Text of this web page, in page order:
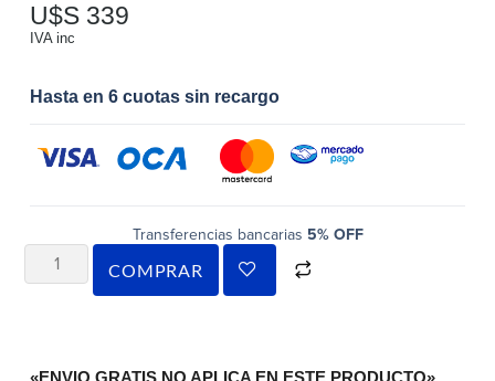
U$S 339
IVA inc
Hasta en 6 cuotas sin recargo
Transferencias bancarias 5% OFF
COMPRAR
«ENVIO GRATIS NO APLICA EN ESTE PRODUCTO»